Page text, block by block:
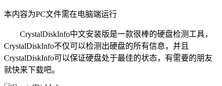
本内容为PC文件需在电脑端运行
CrystalDiskInfo中文安装版是一款很棒的硬盘检测工具，
CrystalDiskInfo不仅可以检测出硬盘的所有信息，并且
CrystalDiskInfo可以保证硬盘处于最佳的状态，有需要的朋友
就快来下载吧。